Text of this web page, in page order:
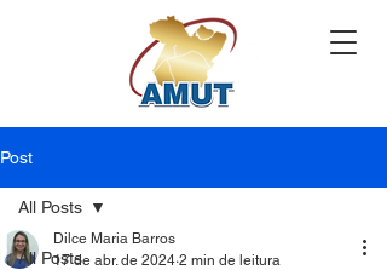
Post
All Posts
All Posts
Dilce Maria Barros
17 de abr. de 2024 2 min de leitura